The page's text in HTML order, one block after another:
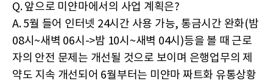
Q. 앞으로 미얀마에서의 사업 계획은?
A. 5월 들어 인터넷 24시간 사용 가능, 통금시간 완화(밤
08시~새벽 06시->밤 10시~새벽 04시)등을 볼 때 근로
자의 안전 문제는 개선될 것으로 보이며 은행업무의 제
약도 지속 개선되어 6월부터는 미얀마 짜트화 유통상황